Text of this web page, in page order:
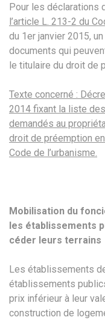
Pour les déclarations
l’article L. 213-2 du
du 1er janvier 2015,
documents qui
le titulaire du droit de
Texte concerné :
2014 fixant la liste
demandés au
droit de préemption
Code de l’urbanisme.
Mobilisation du
les établissements
céder leurs terrains
Les établissements
établissements
prix inférieur à leur
construction de